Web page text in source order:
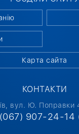
Карта сайта
КОНТАКТИ
вул. Ю. Поправки
907-24-14